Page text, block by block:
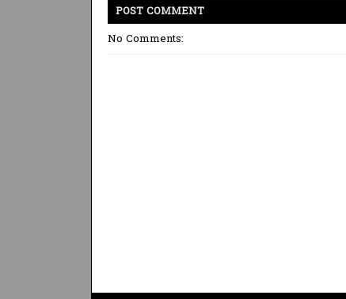
POSTCOMMENT
No Comments: